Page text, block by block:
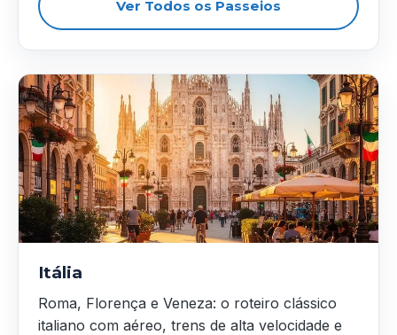
Ver Todos os Passeios
Itália
Roma, Florença e Veneza: o roteiro clássico
italiano com aéreo, trens de alta velocidade e